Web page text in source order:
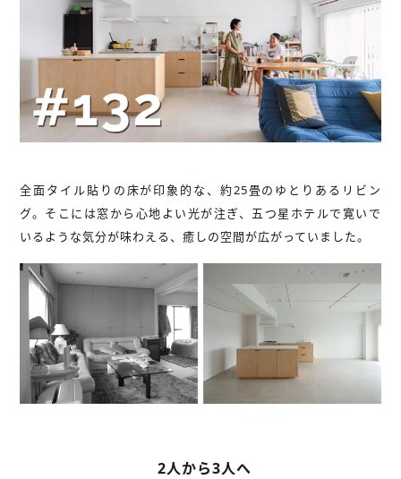
全面タイル貼りの床が印象的な、約25畳のゆとりあるリビン
グ。そこには窓から心地よい光が注ぎ、五つ星ホテルで寛いで
いるような気分が味わえる、癒しの空間が広がっていました。
2人から3人へ